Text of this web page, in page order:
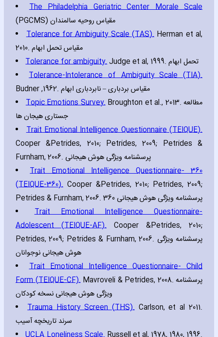
The Philadelphia Geriatric Center Morale Scale
(PGCMS) مقیاس روحیه سالمندان
Tolerance for Ambiguity Scale (TAS). Herman et al‚
2010. مقیاس تحمل ابهام
Tolerance for ambiguity.
Judge et al‚ 1999. تحمل ابهام
Tolerance-Intolerance of Ambiguity Scale (TIA).
Budner ‚1962. مقیاس بردباری – نابردباری ابهام
Topic Emotions Survey.Broughton et al.‚ 2013. مطالعه
جستاری هیجان ها
Trait Emotional Intelligence Questionnaire (TEIQUE).
Cooper &Petrides‚ 2010; Petrides‚ 2009; Petrides &
Furnham‚ 2006. پرسشنامه ویژگی هوش هیجانی
Trait Emotional Intelligence Questionnaire- 360
(TEIQUE-360). Cooper &Petrides‚ 2010; Petrides‚ 2009;
Petrides & Furnham‚ 2006. پرسشنامه ویژگی هوش هیجانی 360
Trait Emotional Intelligence Questionnaire-
Adolescent (TEIQUE-AF). Cooper &Petrides‚ 2010;
Petrides‚ 2009; Petrides & Furnham‚ 2006. پرسشنامه ویژگی
هوش هیجانی نوجوانان
Trait Emotional Intelligence Questionnaire- Child
Form (TEIQUE-CF).Mavroveli & Petrides‚ 2008. پرسشنامه
ویژگی هوش هیجانی نسخه کودکان
Trauma History Screen (THS).Carlson‚ et al 2011.
سرند تاریخچه آسیب